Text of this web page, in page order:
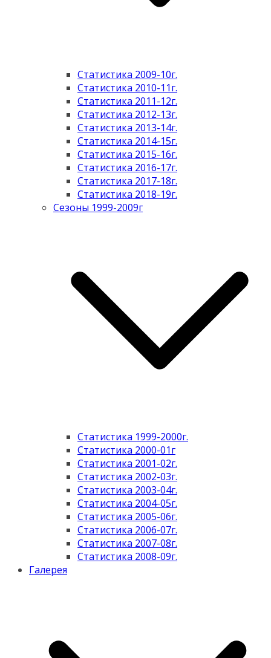
Статистика 2009-10г.
Статистика 2010-11г.
Статистика 2011-12г.
Статистика 2012-13г.
Статистика 2013-14г.
Статистика 2014-15г.
Статистика 2015-16г.
Статистика 2016-17г.
Статистика 2017-18г.
Статистика 2018-19г.
Сезоны 1999-2009г
Статистика 1999-2000г.
Статистика 2000-01г
Статистика 2001-02г.
Статистика 2002-03г.
Статистика 2003-04г.
Статистика 2004-05г.
Статистика 2005-06г.
Статистика 2006-07г.
Статистика 2007-08г.
Статистика 2008-09г.
Галерея